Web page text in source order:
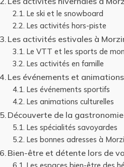
Le ski et le snowboard
Les activités hors-piste
Les activités estivales à
Le VTT et les sports de
Les activités en famille
Les événements et
Les événements sportifs
Les animations culturelles
Découverte de la
Les spécialités savoyardes
Les bonnes adresses à
Bien-être et détente lors de